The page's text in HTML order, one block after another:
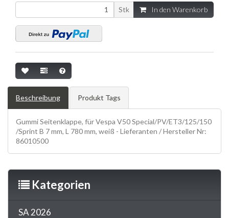
Stk In den Warenkorb
Beschreibung Produkt Tags
Gummi Seitenklappe, für Vespa V50 Special/PV/ET3/125/150
/Sprint B 7 mm, L 780 mm, weiß - Lieferanten / Hersteller Nr:
86010500
Kategorien
SA 2026